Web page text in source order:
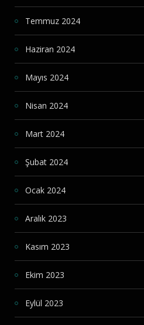
Temmuz 2024
Haziran 2024
Mayıs 2024
Nisan 2024
Mart 2024
Şubat 2024
Ocak 2024
Aralık 2023
Kasım 2023
Ekim 2023
Eylül 2023